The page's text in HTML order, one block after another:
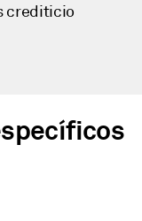
crediticio